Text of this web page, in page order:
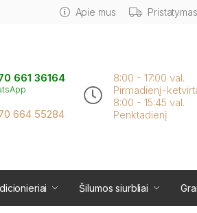
Apie mus
661 36164
664 55284
8:00 - 17:00 val.
Pirmadienį-
8:00 - 15:45 val.
Penktadienį
Šilumos siurbliai